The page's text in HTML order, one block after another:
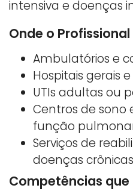
intensiva e doenças
Onde o
Ambulatórios e
Hospitais gerais
UTIs adultas ou
Centros de sono
função
Serviços de
doenças
Competências que